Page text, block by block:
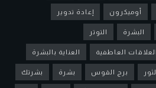
أوميكرون إعادة تدوير
البشرة التوتر
العلاقات العاطفية العناية بالبشرة
برج القوس بشرة بشرتك